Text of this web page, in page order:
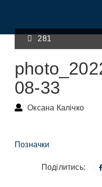
281
08-33
Оксана Калічко
Позначки
Поділитись: